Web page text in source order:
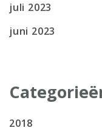
juli 2023
juni 2023
2018